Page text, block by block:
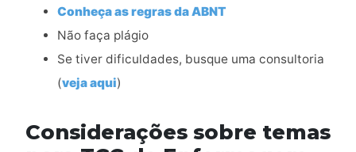
Conheça as regras da ABNT
Não faça plágio
Se tiver dificuldades, busque uma consultoria
(veja aqui)
Considerações sobre temas